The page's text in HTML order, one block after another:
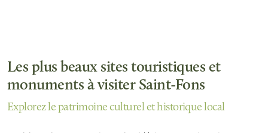
Les plus beaux sites touristiques et
monuments à visiter Saint-Fons
Explorez le patrimoine culturel et historique local